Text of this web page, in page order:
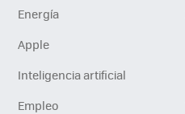
Energía
Apple
Inteligencia artificial
Empleo